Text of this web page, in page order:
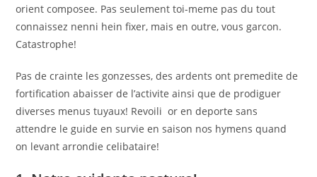
orient composee. Pas seulement toi-meme pas du tout
connaissez nenni hein fixer, mais en outre, vous garcon.
Catastrophe!
Pas de crainte les gonzesses, des ardents ont premedite de
fortification abaisser de l’activite ainsi que de prodiguer
diverses menus tuyaux! Revoili or en deporte sans
attendre le guide en survie en saison nos hymens quand
on levant arrondie celibataire!